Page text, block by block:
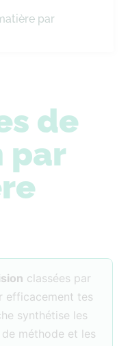
par
de
par
classées par
efficacement tes
synthétise les
méthode et les